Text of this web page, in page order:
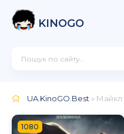
KINOGO
UA.KinoGO.Best »
1080